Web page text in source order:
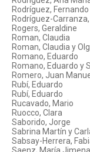
Rodríguez, Fernando
Rodríguez-
Rogers, Geraldine
Roman, Claudia
Roman, Claudia y
Romano, Eduardo
Romano, Eduardo y
Romero, Juan
Rubí, Eduardo
Rubí, Eduardo
Rucavado, Mario
Ruocco, Clara
Saborido, Jorge
Sabrina Martín y
Sabsay-Herrera,